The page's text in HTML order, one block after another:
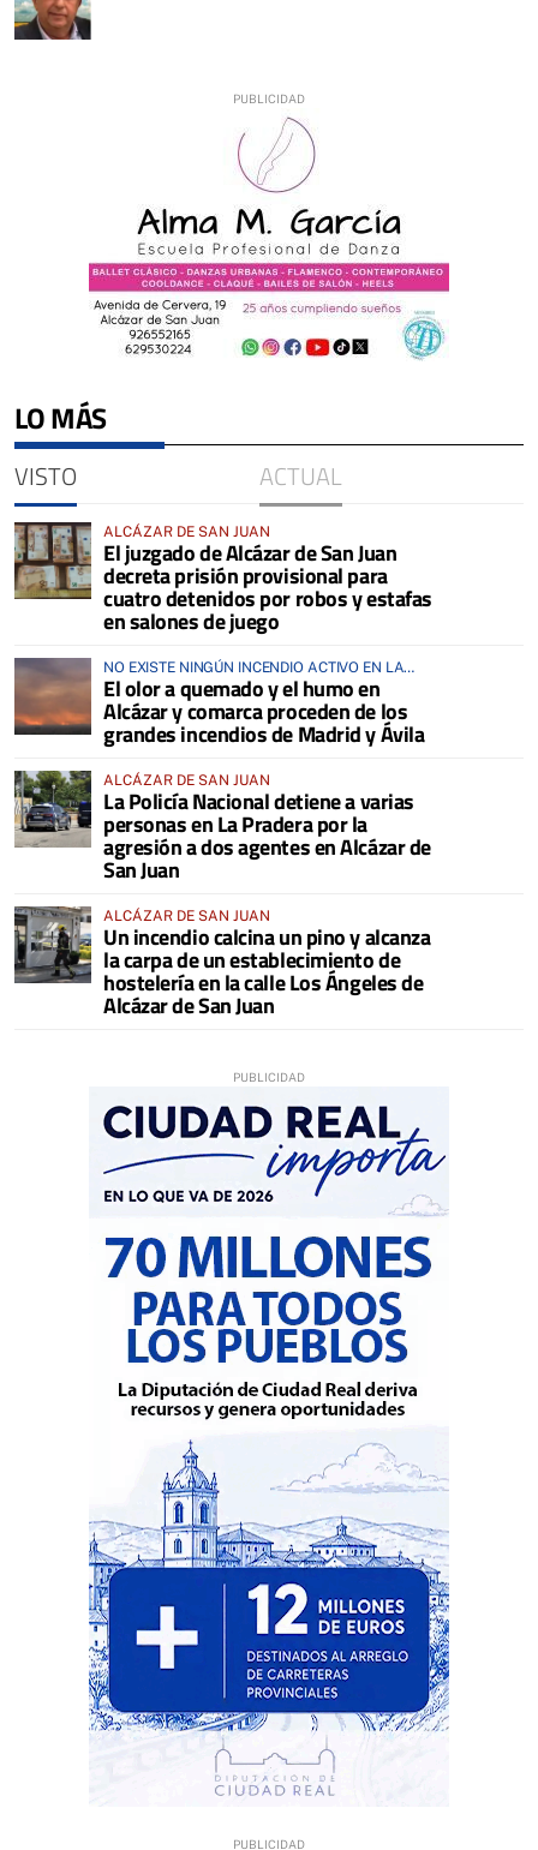
LO MÁS
VISTO ACTUAL
ALCÁZAR DE SAN JUAN
El juzgado de Alcázar de San Juan
decreta prisión provisional para
cuatro detenidos por robos y estafas
en salones de juego
NO EXISTE NINGÚN INCENDIO ACTIVO EN LA
COMARCA
El olor a quemado y el humo en
Alcázar y comarca proceden de los
grandes incendios de Madrid y Ávila
ALCÁZAR DE SAN JUAN
La Policía Nacional detiene a varias
personas en La Pradera por la
agresión a dos agentes en Alcázar de
San Juan
ALCÁZAR DE SAN JUAN
Un incendio calcina un pino y alcanza
la carpa de un establecimiento de
hostelería en la calle Los Ángeles de
Alcázar de San Juan